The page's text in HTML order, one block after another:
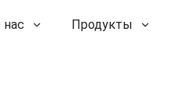
нас Продукты